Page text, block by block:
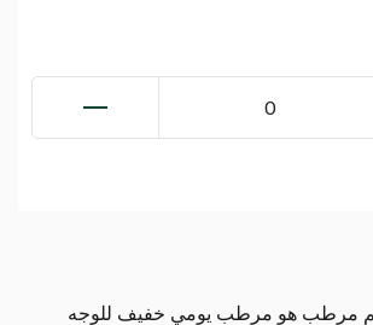
0
مرطب هو مرطب يومي خفيف للوجه